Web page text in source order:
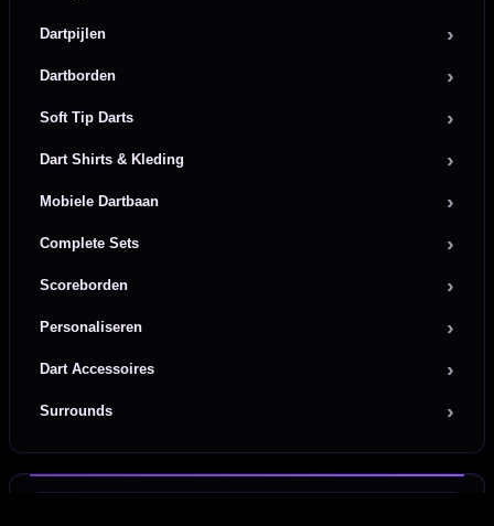
Dartpijlen
Dartborden
Soft Tip Darts
Dart Shirts & Kleding
Mobiele Dartbaan
Complete Sets
Scoreborden
Personaliseren
Dart Accessoires
Surrounds